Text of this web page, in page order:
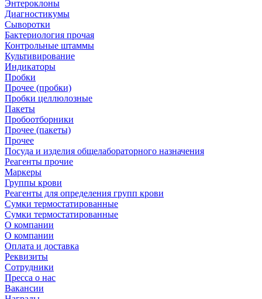
Энтероклоны
Диагностикумы
Сыворотки
Бактериология прочая
Контрольные штаммы
Культивирование
Индикаторы
Пробки
Прочее (пробки)
Пробки целлюлозные
Пакеты
Пробоотборники
Прочее (пакеты)
Прочее
Посуда и изделия общелабораторного назначения
Реагенты прочие
Маркеры
Группы крови
Реагенты для определения групп крови
Сумки термостатированные
Сумки термостатированные
О компании
О компании
Оплата и доставка
Реквизиты
Сотрудники
Пресса о нас
Вакансии